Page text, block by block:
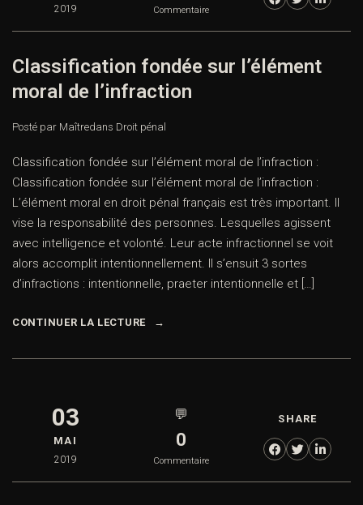
2019 Commentaire
Classification fondée sur l’élément
moral de l’infraction
Posté par Maîtredans Droit pénal
Classification fondée sur l’élément moral de l’infraction :
Classification fondée sur l’élément moral de l’infraction :
L’élément moral en droit pénal français est très important. Il
vise la responsabilité des personnes. Lesquelles agissent
avec intelligence et volonté. Leur acte infractionnel se voit
alors accomplit intentionnellement. Il s’ensuit 3 sortes
d’infractions : intentionnelle, praeter intentionnelle et […]
CONTINUER LA LECTURE
03
MAI
2019
💬
0
Commentaire
SHARE